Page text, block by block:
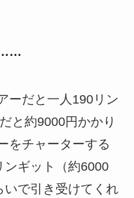
……
ーだと一人190リン
と約9000円かかり
をチャーターする
ンギット（約6000
いで引き受けてくれ